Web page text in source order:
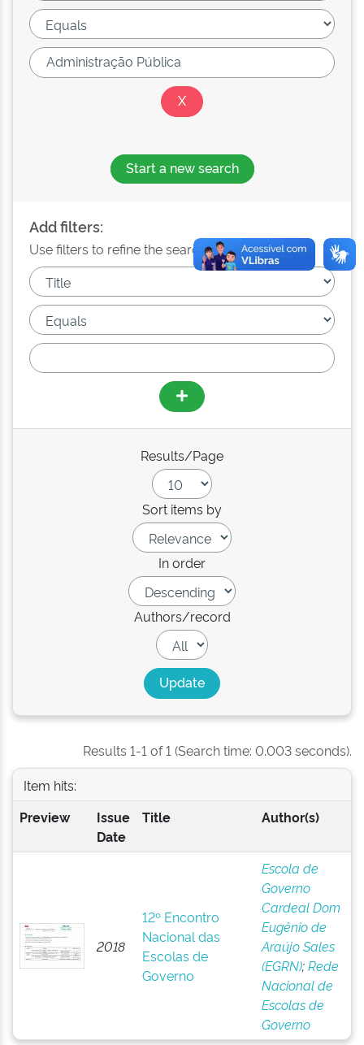
Start a new search
Add filters:
Use filters to refine the search results.
Results/Page
Sort items by
In order
Authors/record
Results 1-1 of 1 (Search time: 0.003 seconds).
Item hits:
Preview
Issue
Date
Title Author(s)
2018
12º Encontro
Nacional das
Escolas de
Governo
Escola de
Governo
Cardeal Dom
Eugênio de
Araújo Sales
(EGRN);Rede
Nacional de
Escolas de
Governo